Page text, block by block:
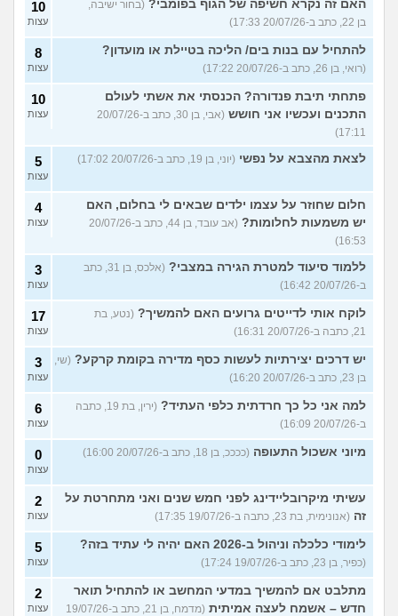
האם זה נקרא חשיפה של הגוף בפומבי? (בחור ישיבה,
בן 22, כתב ב-20/07/26 17:33)
10
עצות
להתחיל עם בנות בים/ הליכה בטיילת או מועדון?
(רואי, בן 26, כתב ב-20/07/26 17:22)
8
עצות
פתחתי תיבת פנדורה? הכנסתי את אשתי לעולם
התכנים ועכשיו אני חושש
(אבי, בן 30, כתב ב-20/07/26
17:11)
10
עצות
לצאת מהצבא על נפשי (יוני, בן 19, כתב ב-20/07/26 17:02) 5
עצות
חלום שחוזר על עצמו ילדים שבאים לי בחלום, האם
יש משמעות לחלומות?
(אב עובד, בן 44, כתב ב-20/07/26
16:53)
4
עצות
ללמוד סיעוד למטרת הגירה במצבי?
(אלכס, בן 31, כתב
ב-20/07/26 16:42)
3
עצות
לוקח אותי לדייטים גרועים האם להמשיך? (נטע, בת
21, כתבה ב-20/07/26 16:31)
17
עצות
יש דרכים יצירתיות לעשות כסף מדירה בקומת קרקע? (שי,
בן 23, כתב ב-20/07/26 16:20)
3
עצות
למה אני כל כך חרדתית כלפי העתיד?
(ירין, בת 19, כתבה
ב-20/07/26 16:09)
6
עצות
מיוני אשכול התעופה (ככככ, בן 18, כתב ב-20/07/26 16:00) 0
עצות
עשיתי מיקרובליידינג לפני חמש שנים ואני מתחרטת על
זה (אנונימית, בת 23, כתבה ב-19/07/26 17:35)
2
עצות
לימודי כלכלה וניהול ב-2026 האם יהיה לי עתיד בזה?
(כפיר, בן 23, כתב ב-19/07/26 17:24)
5
עצות
מתלבט אם להמשיך במדעי המחשב או להתחיל תואר
חדש – אשמח לעצה אמיתית
(מדמח, בן 21, כתב ב-19/07/26
2
עצות